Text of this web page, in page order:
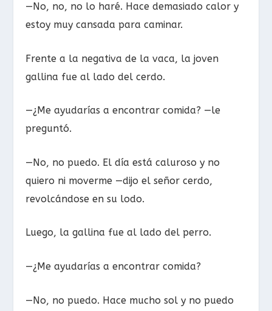
—No, no, no lo haré. Hace demasiado calor y
estoy muy cansada para caminar.
Frente a la negativa de la vaca, la joven
gallina fue al lado del cerdo.
—¿Me ayudarías a encontrar comida? —le
preguntó.
—No, no puedo. El día está caluroso y no
quiero ni moverme —dijo el señor cerdo,
revolcándose en su lodo.
Luego, la gallina fue al lado del perro.
—¿Me ayudarías a encontrar comida?
—No, no puedo. Hace mucho sol y no puedo